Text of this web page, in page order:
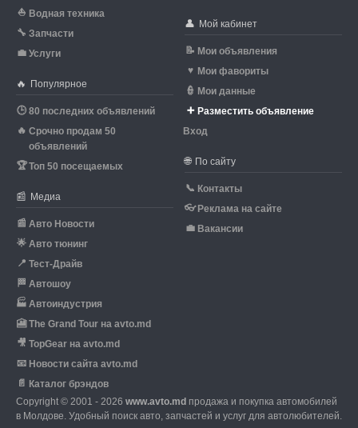
⛵ Водная техника
🔧 Запчасти
💼 Услуги
🔥 Популярное
🕒 80 последних объявлений
🔥 Срочно продам 50
объявлений
🏆Топ 50 посещаемых
📰 Медиа
📰 Авто Новости
🌟 Авто тюнинг
📍 Тест-Драйв
🏁 Автошоу
🏭 Автоиндустрия
🎦 The Grand Tour на avto.md
🎥 TopGear на avto.md
📧 Новости сайта avto.md
📄 Каталог брэндов
👤 Мой кабинет
📝 Мои объявления
♥ Мои фавориты
👮 Мои данные
➕ Разместить объявление
Вход
🌐 По сайту
📞 Контакты
👓 Реклама на сайте
💼 Вакансии
Copyright © 2001 - 2026 www.avto.md продажа и покупка автомобилей
в Молдове. Удобный поиск авто, запчастей и услуг для автолюбителей.